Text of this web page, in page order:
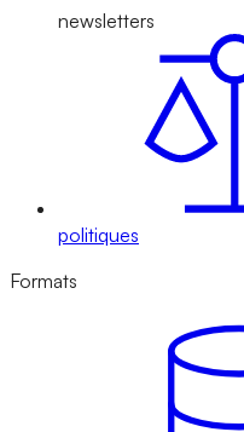
newsletters
politiques
Formats